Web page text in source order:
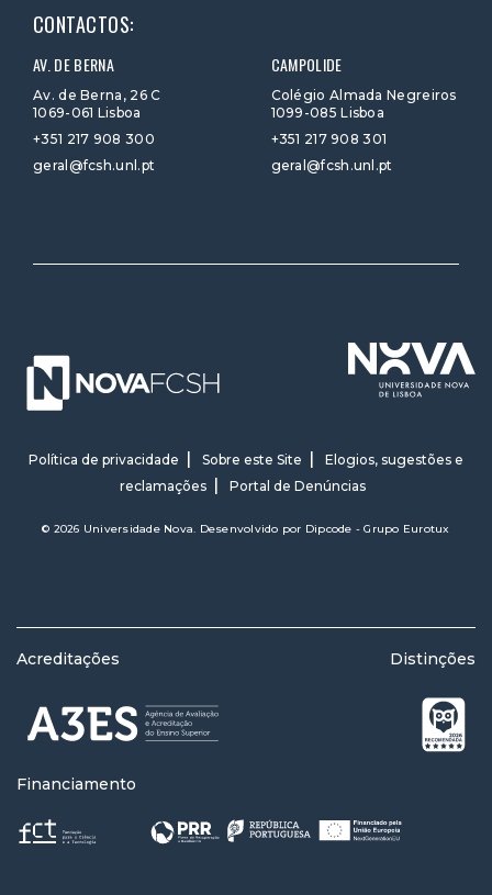
CONTACTOS:
AV. DE BERNA
Av. de Berna, 26 C
1069-061 Lisboa
+351 217 908 300
geral@fcsh.unl.pt
CAMPOLIDE
Colégio Almada Negreiros
1099-085 Lisboa
+351 217 908 301
geral@fcsh.unl.pt
Política de privacidade Sobre este Site
Elogios, sugestões e
reclamações
Portal de Denúncias
© 2026 Universidade Nova. Desenvolvido por Dipcode - Grupo Eurotux
Acreditações Distinções
Financiamento